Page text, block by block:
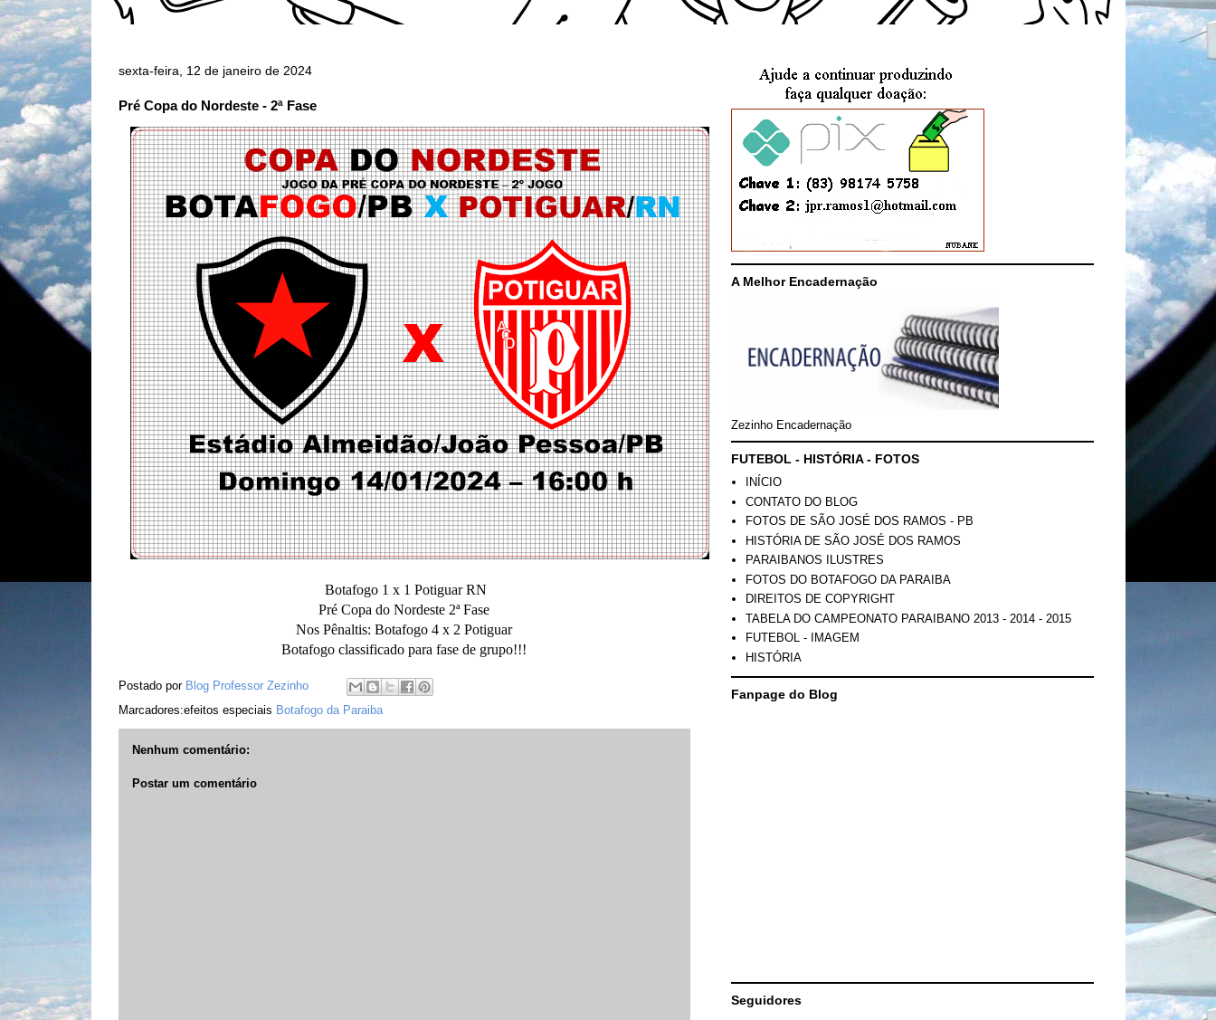
sexta-feira, 12 de janeiro de 2024
Pré Copa do Nordeste - 2ª Fase
Botafogo 1 x 1 Potiguar RN
Pré Copa do Nordeste 2ª Fase
Nos Pênaltis: Botafogo 4 x 2 Potiguar
Botafogo classificado para fase de grupo!!!
Postado por Blog Professor Zezinho
Marcadores:efeitos especiais Botafogo da Paraiba
Nenhum comentário:
Postar um comentário
A Melhor Encadernação
Zezinho Encadernação
FUTEBOL - HISTÓRIA - FOTOS
INÍCIO
CONTATO DO BLOG
FOTOS DE SÃO JOSÉ DOS RAMOS - PB
HISTÓRIA DE SÃO JOSÉ DOS RAMOS
PARAIBANOS ILUSTRES
FOTOS DO BOTAFOGO DA PARAIBA
DIREITOS DE COPYRIGHT
TABELA DO CAMPEONATO PARAIBANO 2013 - 2014 - 2015
FUTEBOL - IMAGEM
HISTÓRIA
Fanpage do Blog
Seguidores